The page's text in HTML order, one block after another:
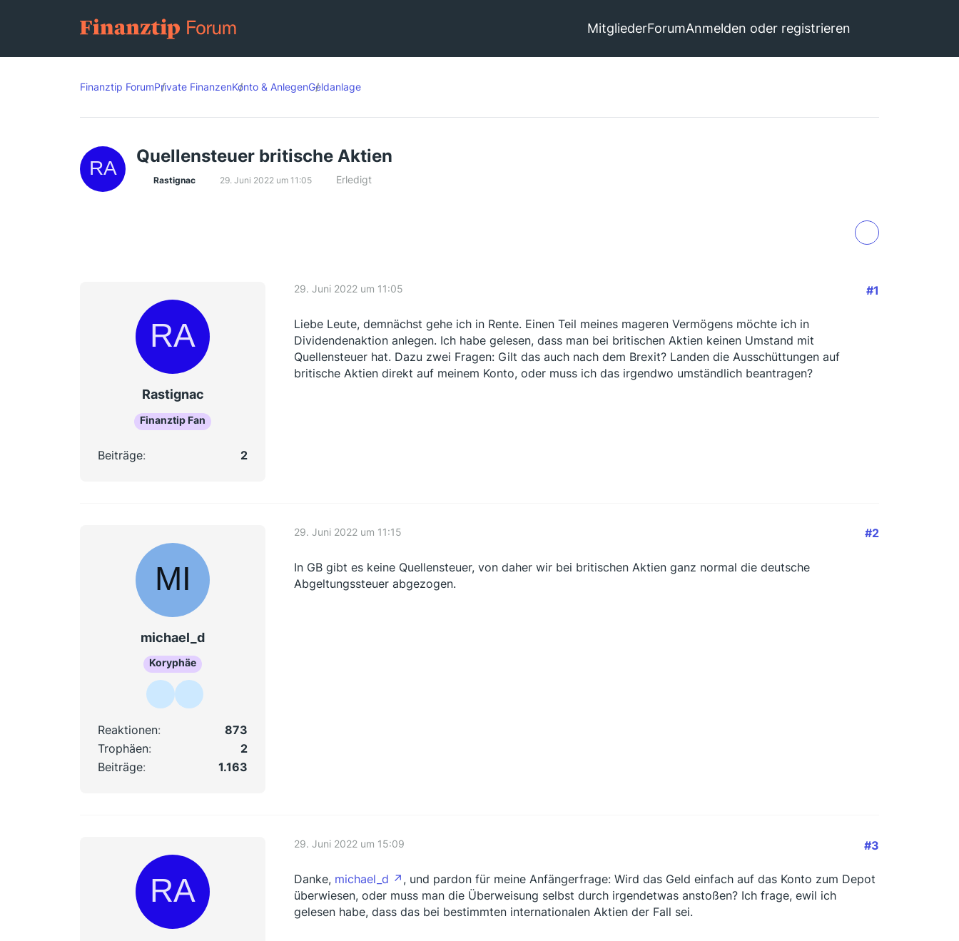
MitgliederForumAnmelden oder registrieren
Finanztip ForumPrivate FinanzenKonto & AnlegenGeldanlage
Quellensteuer britische Aktien
Rastignac 29. Juni 2022 um 11:05 Erledigt
Rastignac
Finanztip Fan
Beiträge 2
29. Juni 2022 um 11:05 #1
Liebe Leute, demnächst gehe ich in Rente. Einen Teil meines mageren Vermögens möchte ich in
Dividendenaktion anlegen. Ich habe gelesen, dass man bei britischen Aktien keinen Umstand mit
Quellensteuer hat. Dazu zwei Fragen: Gilt das auch nach dem Brexit? Landen die Ausschüttungen auf
britische Aktien direkt auf meinem Konto, oder muss ich das irgendwo umständlich beantragen?
michael_d
Koryphäe
Reaktionen
873
Trophäen
2
Beiträge
1.163
29. Juni 2022 um 11:15 #2
In GB gibt es keine Quellensteuer, von daher wir bei britischen Aktien ganz normal die deutsche
Abgeltungssteuer abgezogen.
29. Juni 2022 um 15:09 #3
Danke, michael_d
, und pardon für meine Anfängerfrage: Wird das Geld einfach auf das Konto zum Depot
überwiesen, oder muss man die Überweisung selbst durch irgendetwas anstoßen? Ich frage, ewil ich
gelesen habe, dass das bei bestimmten internationalen Aktien der Fall sei.